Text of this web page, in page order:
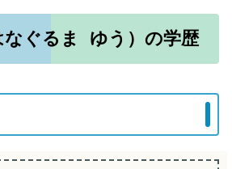
なぐるま ゆう）の学歴